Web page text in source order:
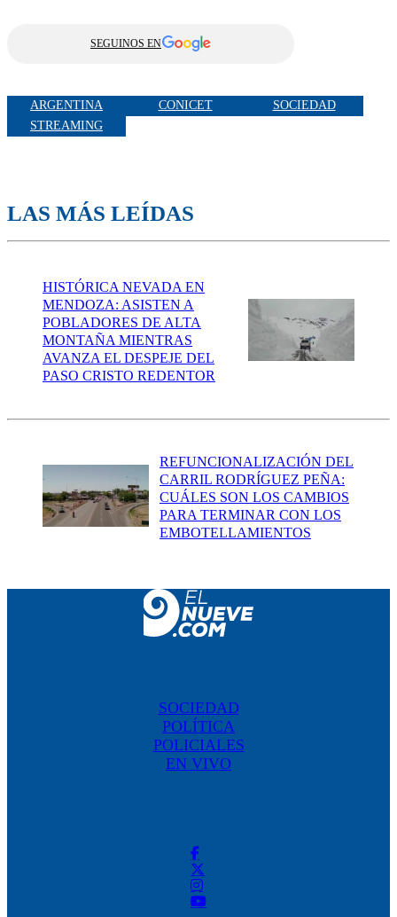
SEGUINOS EN
ARGENTINA CONICET
SOCIEDAD
STREAMING
LAS MÁS LEÍDAS
HISTÓRICA NEVADA EN
MENDOZA: ASISTEN A
POBLADORES DE ALTA
MONTAÑA MIENTRAS
AVANZA EL DESPEJE DEL
PASO CRISTO REDENTOR
REFUNCIONALIZACIÓN DEL
CARRIL RODRÍGUEZ PEÑA:
CUÁLES SON LOS CAMBIOS
PARA TERMINAR CON LOS
EMBOTELLAMIENTOS
SOCIEDAD
POLÍTICA
POLICIALES
EN VIVO